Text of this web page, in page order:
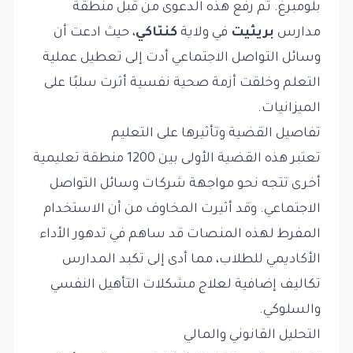
بلومبرغ. تم رفع هذه الدعوى من قبل منطقة
مدارس بريثيت في ولاية كنتاكي، حيث ادعت أن
وسائل التواصل الاجتماعي أدت إلى تعطيل عملية
التعلم وخلقت أزمة صحية نفسية أثرت سلبًا على
الميزانيات.
تفاصيل القضية وتأثيرها على التعليم
تعتبر هذه القضية الأولى بين 1200 منطقة تعليمية
أخرى تتجه نحو مواجهة شركات وسائل التواصل
الاجتماعي. وقد أثيرت المخاوف من أن الاستخدام
المفرط لهذه المنصات قد ساهم في تدهور الأداء
الأكاديمي للطلاب، مما أدى إلى تكبد المدارس
تكاليف إضافية لعلاج مشكلات التأهيل النفسي
والسلوكي.
التحليل القانوني والمالي